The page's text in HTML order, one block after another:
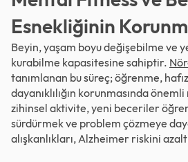
Esnekliğinin
Beyin, yaşam boyu değişebilme ve
kurabilme kapasitesine sahiptir.
tanımlanan bu süreç; öğrenme,
dayanıklılığın korunmasında
zihinsel aktivite, yeni beceriler
sürdürmek ve problem çözmeye
alışkanlıkları, Alzheimer riskini